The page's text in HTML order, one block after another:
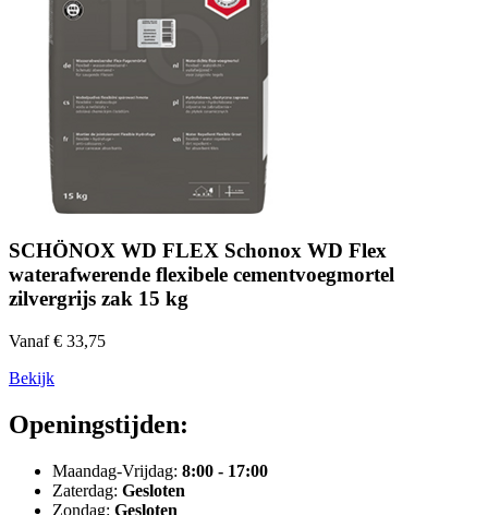
SCHÖNOX WD FLEX Schonox WD Flex
waterafwerende flexibele cementvoegmortel
zilvergrijs zak 15 kg
Vanaf € 33,75
Bekijk
Openingstijden:
Maandag-Vrijdag: 8:00 - 17:00
Zaterdag: Gesloten
Zondag: Gesloten